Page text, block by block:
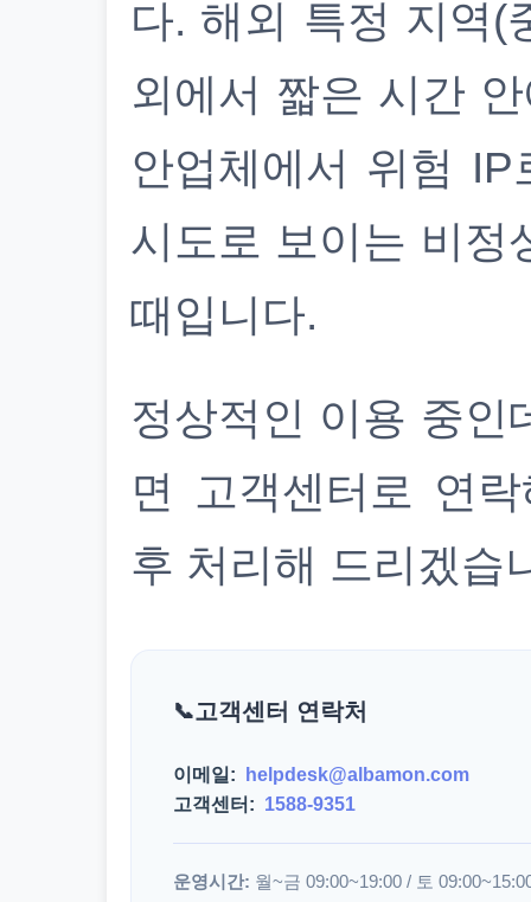
다. 해외 특정 지역(
외에서 짧은 시간
안업체에서 위험
시도로 보이는 비정
때입니다.
정상적인 이용 중인
면 고객센터로 연
후 처리해 드리겠습
고객센터 연락처
이메일:
helpdesk@albamon.com
고객센터: 1588-9351
운영시간: 월~금 09:00~19:00 / 토